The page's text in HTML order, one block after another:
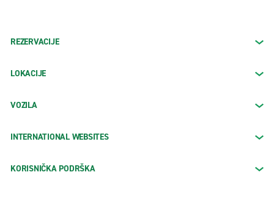
REZERVACIJE
LOKACIJE
VOZILA
INTERNATIONAL WEBSITES
KORISNIČKA PODRŠKA